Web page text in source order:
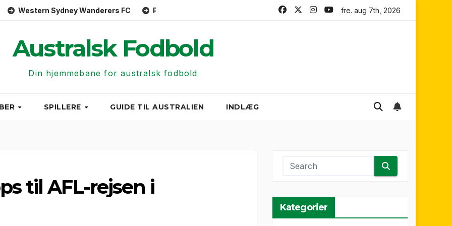
Wanderers FC Perth Glory FC Sydney FC Melbourne City FC
fre. aug 7th, 2026
Australsk Fodbold
Din hjemmebane for australsk fodbold
SPILLERE GUIDE TIL AUSTRALIEN INDLÆG
til AFL-rejsen i
Kategorier